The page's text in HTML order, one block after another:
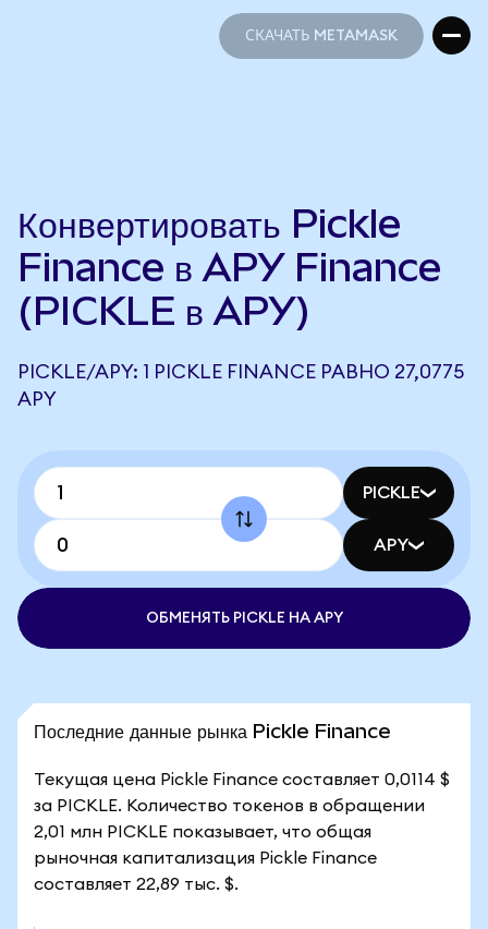
СКАЧАТЬ METAMASK
Конвертировать Pickle
Finance в APY Finance
(PICKLE в APY)
PICKLE/APY: 1 PICKLE FINANCE РАВНО 27,0775
APY
PICKLE
APY
ОБМЕНЯТЬ PICKLE НА APY
Последние данные рынка Pickle Finance
Текущая цена Pickle Finance составляет 0,0114 $
за PICKLE. Количество токенов в обращении
2,01 млн PICKLE показывает, что общая
рыночная капитализация Pickle Finance
составляет 22,89 тыс. $.